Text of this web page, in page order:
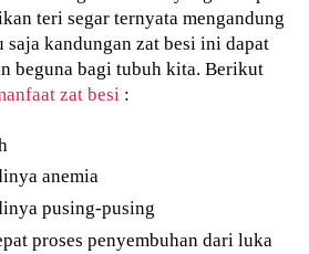
teri segar ternyata mengandung
saja kandungan zat besi ini dapat
beguna bagi tubuh kita. Berikut
zat besi :
anemia
pusing-pusing
proses penyembuhan dari luka